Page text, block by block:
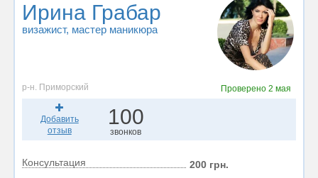
Ирина Грабар
визажист, мастер маникюра
р-н. Приморский Проверено 2 мая
Добавить
отзыв
100
звонков
Консультация 200 грн.